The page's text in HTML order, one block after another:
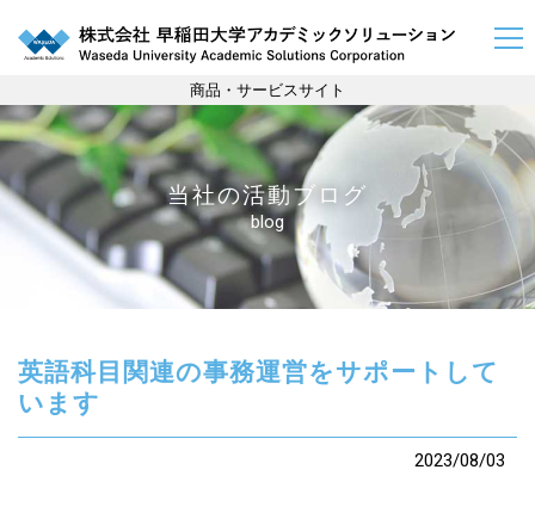
商品・サービスサイト
当社の活動ブログ
blog
英語科目関連の事務運営をサポートして
います
2023/08/03